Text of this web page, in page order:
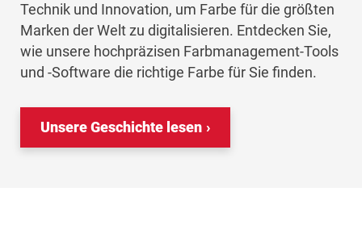
Technik und Innovation, um Farbe für die größten
Marken der Welt zu digitalisieren. Entdecken Sie,
wie unsere hochpräzisen Farbmanagement-Tools
und -Software die richtige Farbe für Sie finden.
Unsere Geschichte lesen